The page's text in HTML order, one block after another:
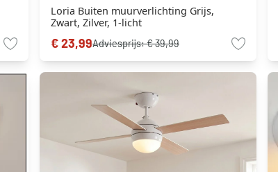
Loria Buiten muurverlichting Grijs,
Zwart, Zilver, 1-licht
€ 23,99Adviesprijs:€ 39,99